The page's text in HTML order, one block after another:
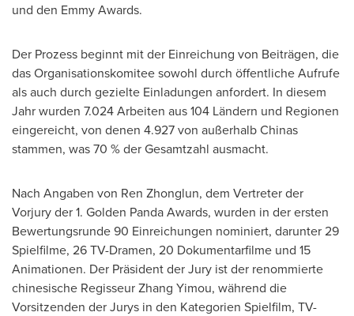
und den Emmy Awards.
Der Prozess beginnt mit der Einreichung von Beiträgen, die
das Organisationskomitee sowohl durch öffentliche Aufrufe
als auch durch gezielte Einladungen anfordert. In diesem
Jahr wurden 7.024 Arbeiten aus 104 Ländern und Regionen
eingereicht, von denen 4.927 von außerhalb Chinas
stammen, was 70 % der Gesamtzahl ausmacht.
Nach Angaben von Ren Zhonglun, dem Vertreter der
Vorjury der 1. Golden Panda Awards, wurden in der ersten
Bewertungsrunde 90 Einreichungen nominiert, darunter 29
Spielfilme, 26 TV-Dramen, 20 Dokumentarfilme und 15
Animationen. Der Präsident der Jury ist der renommierte
chinesische Regisseur Zhang Yimou, während die
Vorsitzenden der Jurys in den Kategorien Spielfilm, TV-